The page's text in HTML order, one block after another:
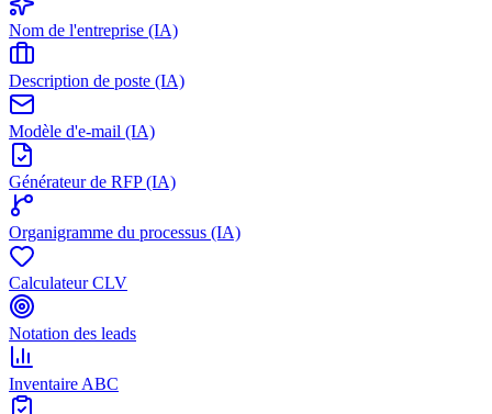
Nom de l'entreprise (IA)
Description de poste (IA)
Modèle d'e-mail (IA)
Générateur de RFP (IA)
Organigramme du processus (IA)
Calculateur CLV
Notation des leads
Inventaire ABC